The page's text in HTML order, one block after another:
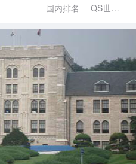
QS世界排名
国内排名